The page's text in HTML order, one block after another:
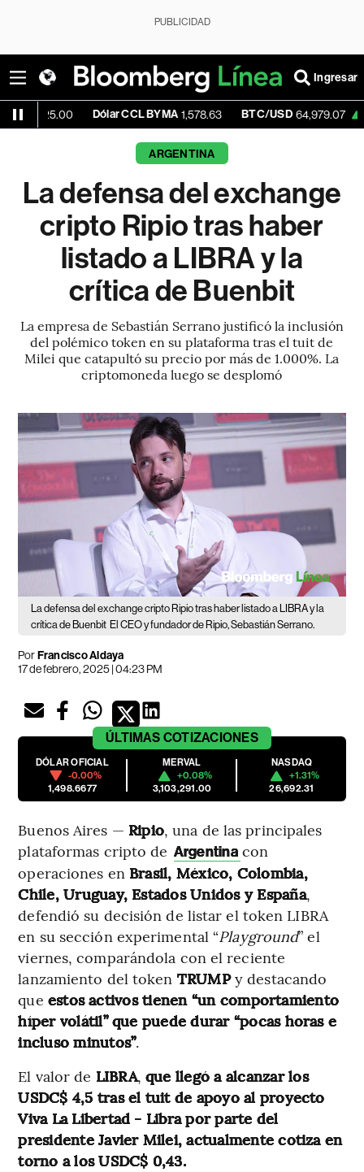
PUBLICIDAD
Ingresar
Dólar CCL BYMA 1,578.63 BTC/USD 64,979.07 +0.91%
ARGENTINA
La defensa del exchange
cripto Ripio tras haber
listado a LIBRA y la
crítica de Buenbit
La empresa de Sebastián Serrano justificó la inclusión
del polémico token en su plataforma tras el tuit de
Milei que catapultó su precio por más de 1.000%. La
criptomoneda luego se desplomó
La defensa del exchange cripto Ripio tras haber listado a LIBRA y la
crítica de Buenbit El CEO y fundador de Ripio, Sebastián Serrano.
PorFrancisco Aldaya
17 de febrero, 2025 | 04:23 PM
ÚLTIMAS COTIZACIONES
DÓLAR OFICIAL
-0.00%
1,498.6677
MERVAL
+0.08%
3,103,291.00
NASDAQ
+1.31%
26,692.31
Buenos Aires — Ripio, una de las principales
plataformas cripto de Argentina con
operaciones en Brasil, México, Colombia,
Chile, Uruguay, Estados Unidos y España,
defendió su decisión de listar el token LIBRA
en su sección experimental “Playground” el
viernes, comparándola con el reciente
lanzamiento del token TRUMPy destacando
que estos activos tienen “un comportamiento
híper volátil” que puede durar “pocas horas e
incluso minutos”.
El valor de LIBRA, que llegó a alcanzar los
USDC$ 4,5 tras el tuit de apoyo al proyecto
Viva La Libertad - Libra por parte del
presidente Javier Milei, actualmente cotiza en
torno a los USDC$ 0,43.